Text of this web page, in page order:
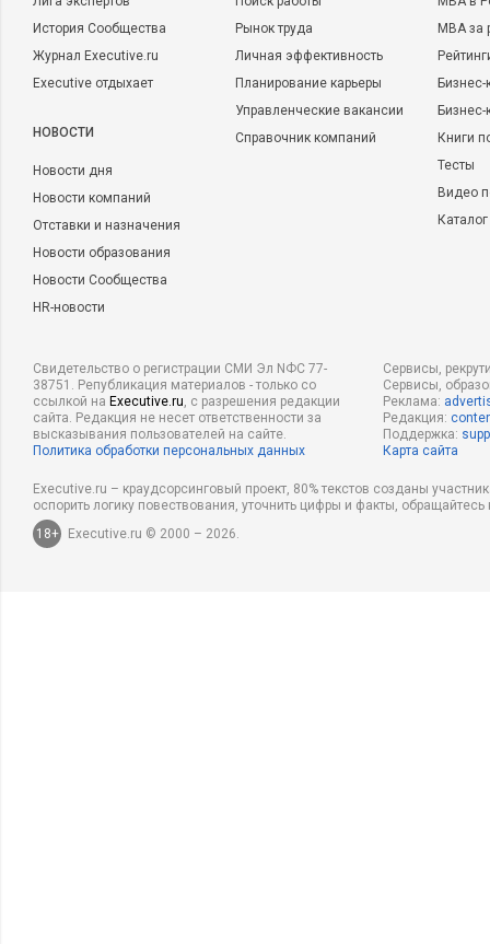
История Сообщества
Журнал Executive.ru
Executive отдыхает
НОВОСТИ
Новости дня
Новости компаний
Отставки и назначения
Новости образования
Новости Сообщества
HR-новости
Рынок труда
Личная эффективность
Планирование карьеры
Управленческие вакансии
Справочник компаний
MBA
Бизнес-
Книги
Тесты
Видео
Свидетельство о регистрации СМИ Эл NФС 77-
38751. Републикация материалов - только со
ссылкой на Executive.ru, с разрешения редакции
сайта. Редакция не несет ответственности за
высказывания пользователей на сайте.
Политика обработки персональных данных
Сервисы,
Сервисы,
Реклама:
Редакция:
Поддержка:
Карта сайта
Executive.ru – краудсорсинговый проект, 80% текстов созданы
оспорить логику повествования, уточнить цифры и факты,
18+
Executive.ru © 2000 – 2026.